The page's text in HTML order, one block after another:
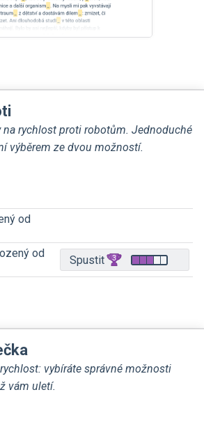
na rychlost proti robotům. Jednoduché
výběrem ze dvou možností.
od
od
Spustit
vybíráte správné možnosti
vám uletí.